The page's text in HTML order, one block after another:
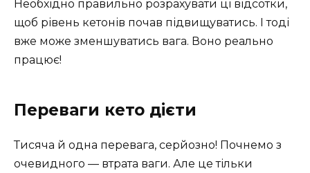
Необхідно правильно розрахувати ці відсотки,
щоб рівень кетонів почав підвищуватись. І тоді
вже може зменшуватись вага. Воно реально
працює!
Переваги кето дієти
Тисяча й одна перевага, серйозно! Почнемо з
очевидного — втрата ваги. Але це тільки